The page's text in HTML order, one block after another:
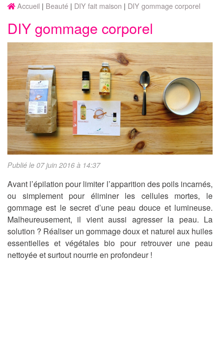
Accueil Beauté DIY fait maison DIY gommage corporel
DIY gommage corporel
Publié le 07 juin 2016 à 14:37
Avant l’épilation pour limiter l’apparition des poils incarnés,
ou simplement pour éliminer les cellules mortes, le
gommage est le secret d’une peau douce et lumineuse.
Malheureusement, il vient aussi agresser la peau. La
solution ? Réaliser un gommage doux et naturel aux huiles
essentielles et végétales bio pour retrouver une peau
nettoyée et surtout nourrie en profondeur !